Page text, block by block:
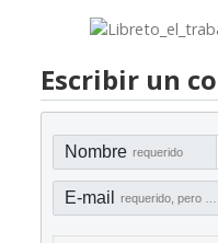
Escribir un
Nombre requerido
E-mail